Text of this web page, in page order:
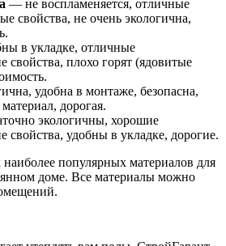
— не воспламеняется, отличные
свойства, не очень экологична,
в укладке, отличные
свойства, плохо горят (ядовитые
удобна в монтаже, безопасна,
дорогая.
экологичны, хорошие
свойства, удобны в укладке, дорогие.
популярных материалов для
доме. Все материалы можно